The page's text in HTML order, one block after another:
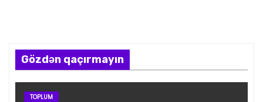
Gözdən qaçırmayın
TOPLUM